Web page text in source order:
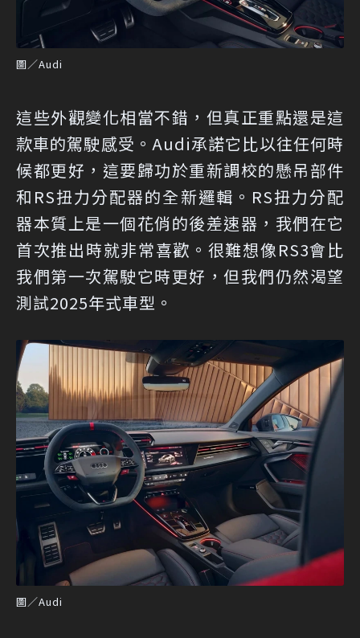
圖／Audi
這些外觀變化相當不錯，但真正重點還是這
款車的駕駛感受。Audi承諾它比以往任何時
候都更好，這要歸功於重新調校的懸吊部件
和RS扭力分配器的全新邏輯。RS扭力分配
器本質上是一個花俏的後差速器，我們在它
首次推出時就非常喜歡。很難想像RS3會比
我們第一次駕駛它時更好，但我們仍然渴望
測試2025年式車型。
圖／Audi